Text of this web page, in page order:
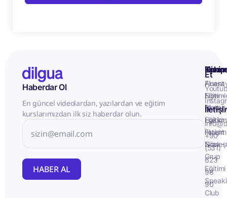
Haberdar Ol
En güncel videolardan, yazılardan ve eğitim
kurslarımızdan ilk siz haberdar olun.
HABER AL
İletişim
Fluent
Now -
Birebir
Eğitim
Fluent
Now -
Grup
Eğitimi
Club
Takip
Et
+90
(531)
623
98
90